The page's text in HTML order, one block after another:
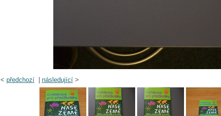
< předchozí| následující>